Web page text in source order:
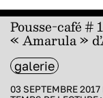
Pousse-café # 1
« Amarula »
galerie
03 SEPTEMBRE 2017